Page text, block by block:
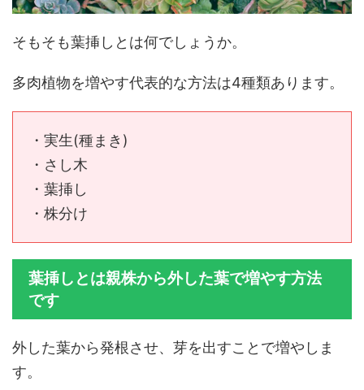
そもそも葉挿しとは何でしょうか。
多肉植物を増やす代表的な方法は4種類あります。
・実生(種まき)
・さし木
・葉挿し
・株分け
葉挿しとは親株から外した葉で増やす方法
です
外した葉から発根させ、芽を出すことで増やしま
す。